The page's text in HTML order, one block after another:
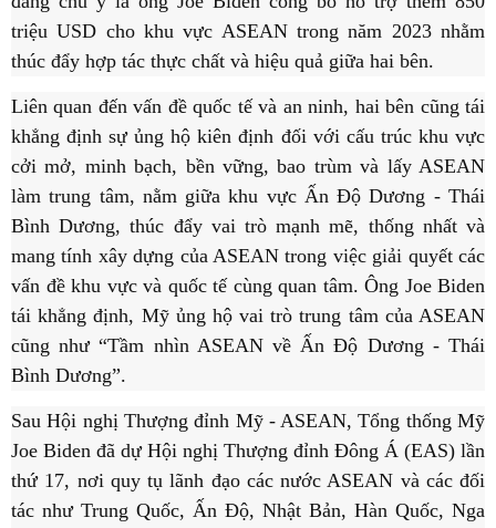
triệu USD cho khu vực ASEAN trong năm 2023 nhằm
thúc đẩy hợp tác thực chất và hiệu quả giữa hai bên.
Liên quan đến vấn đề quốc tế và an ninh, hai bên cũng tái
khẳng định sự ủng hộ kiên định đối với cấu trúc khu vực
cởi mở, minh bạch, bền vững, bao trùm và lấy ASEAN
làm trung tâm, nằm giữa khu vực Ấn Độ Dương - Thái
Bình Dương, thúc đẩy vai trò mạnh mẽ, thống nhất và
mang tính xây dựng của ASEAN trong việc giải quyết các
vấn đề khu vực và quốc tế cùng quan tâm. Ông Joe Biden
tái khẳng định, Mỹ ủng hộ vai trò trung tâm của ASEAN
cũng như “Tầm nhìn ASEAN về Ấn Độ Dương - Thái
Bình Dương”.
Sau Hội nghị Thượng đỉnh Mỹ - ASEAN, Tổng thống Mỹ
Joe Biden đã dự Hội nghị Thượng đỉnh Đông Á (EAS) lần
thứ 17, nơi quy tụ lãnh đạo các nước ASEAN và các đối
tác như Trung Quốc, Ấn Độ, Nhật Bản, Hàn Quốc, Nga